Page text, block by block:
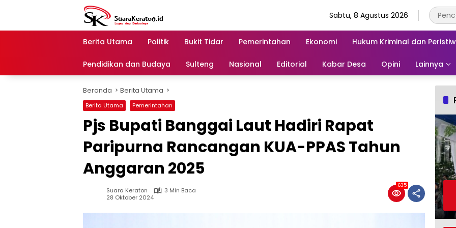
Sabtu, 8 Agustus 2026
Berita Utama Politik Bukit Tidar Pemerintahan Ekonomi Hukum Kriminal dan
Pendidikan dan Budaya Sulteng Nasional Editorial Kabar Desa Opini Lainnya
Beranda Berita Utama
Berita Utama Pemerintahan
Pjs Bupati Banggai Laut Hadiri Rapat
Paripurna Rancangan KUA-PPAS Tahun
Anggaran 2025
Suara Keraton
3 Min Baca
28 Oktober 2024
635